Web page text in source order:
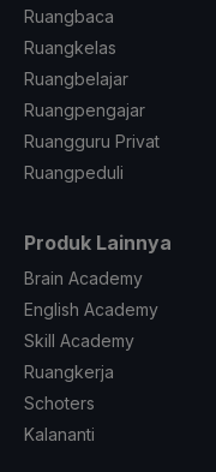
Ruangbaca
Ruangkelas
Ruangbelajar
Ruangpengajar
Ruangguru Privat
Ruangpeduli
Produk Lainnya
Brain Academy
English Academy
Skill Academy
Ruangkerja
Schoters
Kalananti